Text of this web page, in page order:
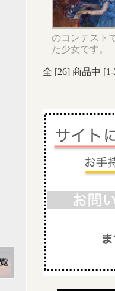
のコンテスト
た少女です。
全 [26] 商品中 [1-